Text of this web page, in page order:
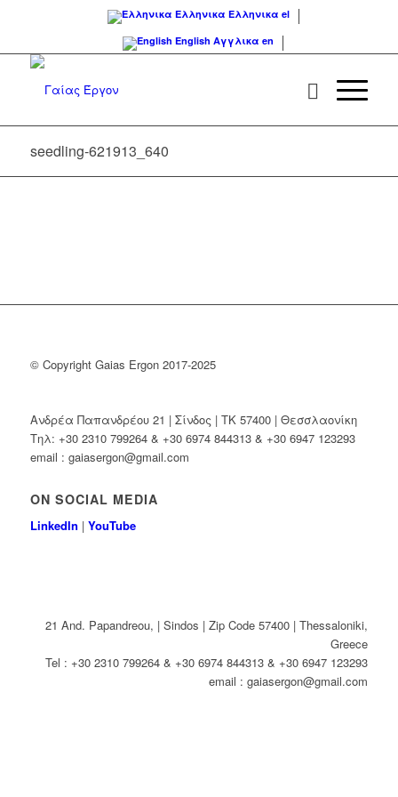
Ελληνικα Ελληνικα el
English Αγγλικα en
seedling-621913_640
© Copyright Gaias Ergon 2017-2025
Ανδρέα Παπανδρέου 21 | Σίνδος | ΤΚ 57400 | Θεσσλαονίκη
Τηλ: +30 2310 799264 & +30 6974 844313 & +30 6947 123293
email : gaiasergon@gmail.com
ON SOCIAL MEDIA
LinkedIn | YouTube
21 And. Papandreou, | Sindos | Zip Code 57400 | Thessaloniki,
Greece
Tel : +30 2310 799264 & +30 6974 844313 & +30 6947 123293
email : gaiasergon@gmail.com